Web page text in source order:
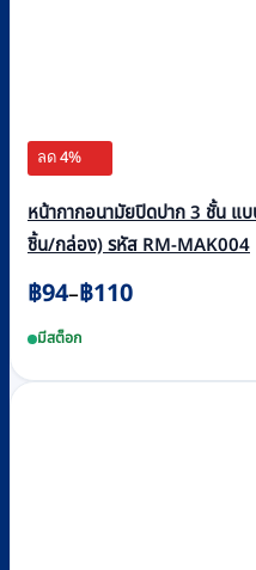
ลด 4%
หน้ากากอนามัยปิดปาก 3 ชั้น แ
ชิ้น/กล่อง) รหัส RM-MAK004
฿94–฿110
Price
range:
฿94
through
฿110
มีสต็อก
This
product
has